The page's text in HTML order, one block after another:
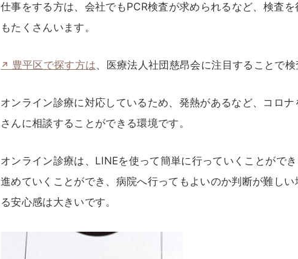
仕事をする方は、会社でもPCR検査が求められるなど、検査
もたくさんいます。
豊平区で探す方は、医療法人社団慈昂会に注目することで
オンライン診療に対応しているため、発熱があるなど、コロ
さんに相談することができる環境です。
オンライン診療は、LINEを使って簡単に行っていくことがで
進めていくことができ、病院へ行ってもよいのか判断が難し
る安心感は大きいです。